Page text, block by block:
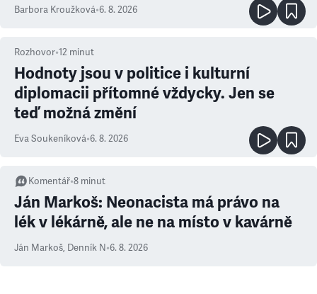
Barbora Kroužková•6. 8. 2026
Rozhovor•12 minut
Hodnoty jsou v politice i kulturní
diplomacii přítomné vždycky. Jen se
teď možná změní
Eva Soukeníková•6. 8. 2026
Komentář•8 minut
Ján Markoš: Neonacista má právo na
lék v lékárně, ale ne na místo v kavárně
Ján Markoš, Denník N•6. 8. 2026